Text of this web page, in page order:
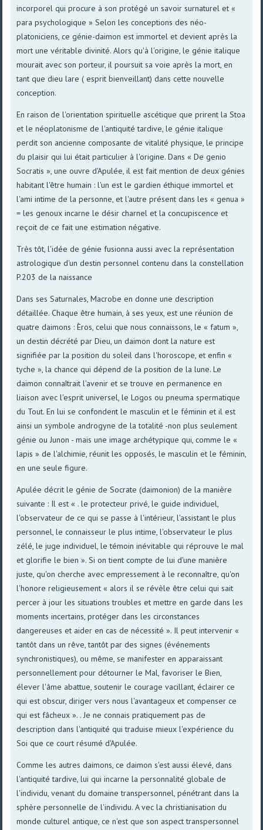
incorporel qui procure à son protégé un savoir surnaturel et «
para psychologique » Selon les conceptions des néo-
platoniciens, ce génie-daimon est immortel et devient après la
mort une véritable divinité. Alors qu'à l'origine, le génie italique
mourait avec son porteur, il poursuit sa voie après la mort, en
tant que dieu lare ( esprit bienveillant) dans cette nouvelle
conception.
En raison de l'orientation spirituelle ascétique que prirent la Stoa
et le néoplatonisme de l'antiquité tardive, le génie italique
perdit son ancienne composante de vitalité physique, le principe
du plaisir qui lui était particulier à l'origine. Dans « De genio
Socratis », une ouvre d'Apulée, il est fait mention de deux génies
habitant l'être humain : l'un est le gardien éthique immortel et
l'ami intime de la personne, et l'autre présent dans les « genua »
= les genoux incarne le désir charnel et la concupiscence et
reçoit de ce fait une estimation négative.
Très tôt, l'idée de génie fusionna aussi avec la représentation
astrologique d'un destin personnel contenu dans la constellation
P.203 de la naissance
Dans ses Saturnales, Macrobe en donne une description
détaillée. Chaque être humain, à ses yeux, est une réunion de
quatre daimons : Èros, celui que nous connaissons, le « fatum »,
un destin décrété par Dieu, un daimon dont la nature est
signifiée par la position du soleil dans l'horoscope, et enfin «
tyche », la chance qui dépend de la position de la lune. Le
daimon connaîtrait l'avenir et se trouve en permanence en
liaison avec l'esprit universel, le Logos ou pneuma spermatique
du Tout. En lui se confondent le masculin et le féminin et il est
ainsi un symbole androgyne de la totalité -non plus seulement
génie ou Junon - mais une image archétypique qui, comme le «
lapis » de l'alchimie, réunit les opposés, le masculin et le féminin,
en une seule figure.
Apulée décrit le génie de Socrate (daimonion) de la manière
suivante : Il est « . le protecteur privé, le guide individuel,
l'observateur de ce qui se passe à l'intérieur, l'assistant le plus
personnel, le connaisseur le plus intime, l'observateur le plus
zélé, le juge individuel, le témoin inévitable qui réprouve le mal
et glorifie le bien ». Si on tient compte de lui d'une manière
juste, qu'on cherche avec empressement à le reconnaître, qu'on
l'honore religieusement « alors il se révèle être celui qui sait
percer à jour les situations troubles et mettre en garde dans les
moments incertains, protéger dans les circonstances
dangereuses et aider en cas de nécessité ». Il peut intervenir «
tantôt dans un rêve, tantôt par des signes (événements
synchronistiques), ou même, se manifester en apparaissant
personnellement pour détourner le Mal, favoriser le Bien,
élever l'âme abattue, soutenir le courage vacillant, éclairer ce
qui est obscur, diriger vers nous l'avantageux et compenser ce
qui est fâcheux ». . Je ne connais pratiquement pas de
description dans l'antiquité qui traduise mieux l'expérience du
Soi que ce court résumé d'Apulée.
Comme les autres daimons, ce daimon s'est aussi élevé, dans
l'antiquité tardive, lui qui incarne la personnalité globale de
l'individu, venant du domaine transpersonnel, pénétrant dans la
sphère personnelle de l'individu. A vec la christianisation du
monde culturel antique, ce n'est que son aspect transpersonnel